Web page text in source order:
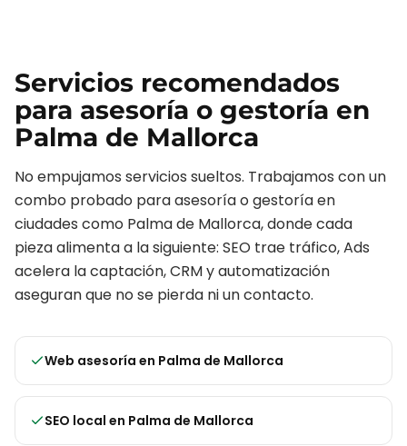
Servicios recomendados
para asesoría o gestoría en
Palma de Mallorca
No empujamos servicios sueltos. Trabajamos con un
combo probado paraasesoría o gestoríaen
ciudades como Palma de Mallorca, donde cada
pieza alimenta a la siguiente: SEO trae tráfico, Ads
acelera la captación, CRM y automatización
aseguran que no se pierda ni un contacto.
Web asesoría en Palma de Mallorca
SEO local en Palma de Mallorca